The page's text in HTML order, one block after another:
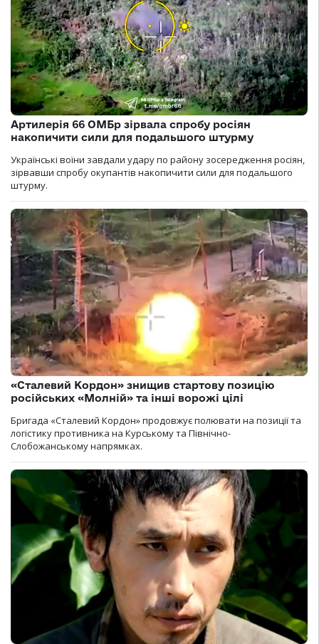
Артилерія 66 ОМБр зірвала спробу росіян
накопичити сили для подальшого штурму
Українські воїни завдали удару по району зосередження росіян,
зірвавши спробу окупантів накопичити сили для подальшого
штурму.
«Сталевий Кордон» знищив стартову позицію
російських «Молній» та інші ворожі цілі
Бригада «Сталевий Кордон» продовжує полювати на позиції та
логістику противника на Курському та Північно-
Слобожанському напрямках.